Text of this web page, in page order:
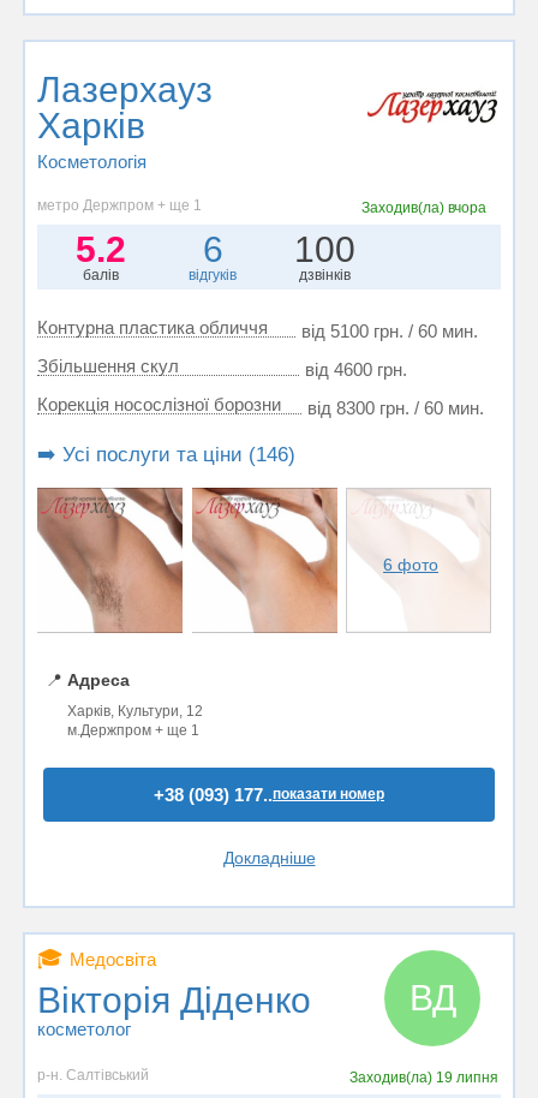
Лазерхауз
Харків
Косметологія
метро Держпром + ще 1 Заходив(ла) вчора
5.2
балів
6
відгуків
100
дзвінків
Контурна пластика обличчя
від 5100 грн. / 60 мин.
Збільшення скул
від 4600 грн.
Корекція носослізної борозни
від 8300 грн. / 60 мин.
➡️ Усі послуги та ціни (146)
6 фото
📍 Адреса
Харків, Культури, 12
м.Держпром + ще 1
+38 (093) 177..показати номер
Докладніше
🎓 Медосвіта
Вікторія Діденко
косметолог
ВД
р-н. Салтівський Заходив(ла) 19 липня